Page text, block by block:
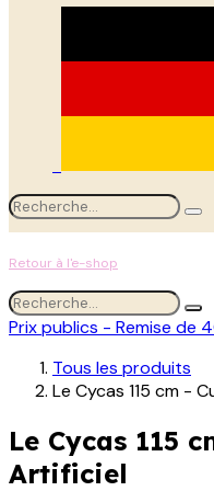
Retour à l'e-shop
Prix publics - Remise de
Tous les produits
Le Cycas 115 cm -
Le Cycas 115
Artificiel